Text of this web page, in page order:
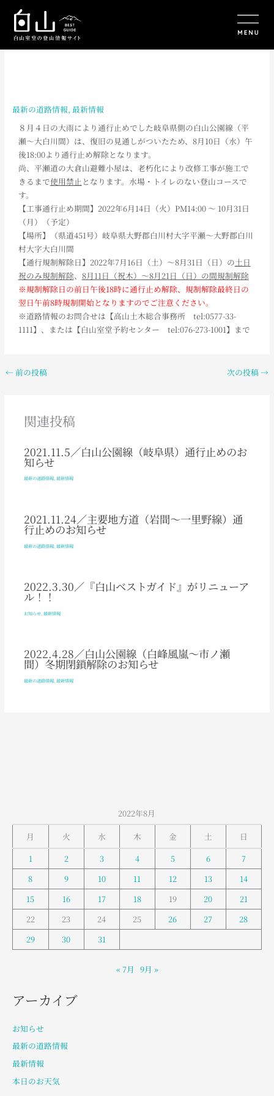
最新の道路情報, 最新情報
８月４日の大雨により通行止めでした岐阜県側の白山公園線（平
瀬～大白川間）は、復旧の見通しがついたため、8月10日（水）午
後18:00より通行止め解除となります。
尚、平瀬道の大倉山避難小屋は、老朽化により改修工事が施工で
きるまで使用禁止 となります。水場・トイレのない登山コースで
す。
【工事通行止め期間】2022年6月14日（火）PM14:00 ～ 10月31日
（月）（予定）
【場所】（県道451号）岐阜県大野郡白川村大字平瀬～大野郡白川
村大字大白川間
【通行規制解除日】2022年7月16日（土）～8月31日（日）の土日
祝のみ規制解除、 8月11日（祝木）～8月21日（日）の間規制解除
※規制解除日の前日午後18時に通行止め解除、規制解除最終日の
翌日午前8時規制開始となりますのでご注意ください。
※道路情報のお問合せは【高山土木総合事務所 tel:0577-33-
1111】、または【白山室堂予約センター tel:076-273-1001】まで
←前の投稿 次の投稿→
関連投稿
2021.11.5／白山公園線（岐阜県）通行止めのお
知らせ
最新の道路情報, 最新情報
2021.11.24／主要地方道（岩間～一里野線）通
行止めのお知らせ
最新の道路情報, 最新情報
2022.3.30／『白山ベストガイド』がリニューア
ル！！
お知らせ, 最新情報
2022.4.28／白山公園線（白峰風嵐～市ノ瀬
間）冬期閉鎖解除のお知らせ
最新の道路情報, 最新情報
2022年8月
月
火 水 木 金 土
日
1
2 3 4 5 6
7
8
9 10 11 12 13
14
15
16 17 18 19 20
21
22
23 24 25 26 27
28
29
30 31
« 7月 9月 »
アーカイブ
お知らせ
最新の道路情報
最新情報
本日のお天気